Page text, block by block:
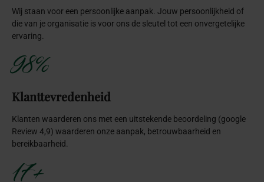
Wij staan voor een persoonlijke aanpak. Jouw persoonlijkheid of
die van je organisatie is voor ons de sleutel tot een onvergetelijke
ervaring.
98%
Klanttevredenheid
Klanten waarderen ons met een uitstekende beoordeling (google
Review 4,9) waarderen onze aanpak, betrouwbaarheid en
bereikbaarheid.
17+